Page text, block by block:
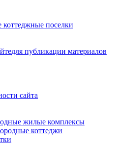
коттеджные поселки
для публикации материалов
сайта
жилые комплексы
коттеджи